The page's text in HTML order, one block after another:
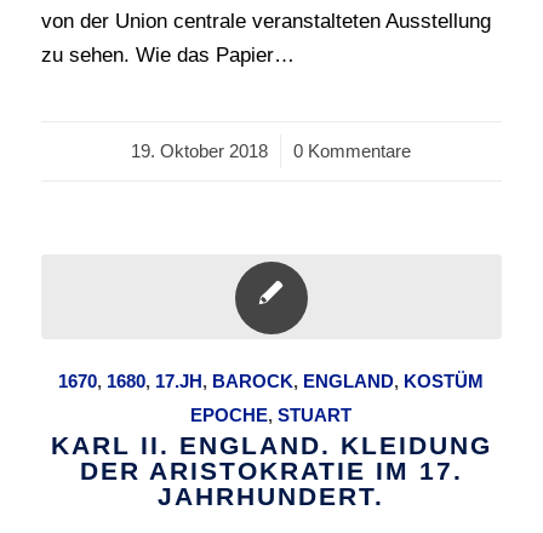
von der Union centrale veranstalteten Ausstellung
zu sehen. Wie das Papier…
19. Oktober 2018
/ 0 Kommentare
1670, 1680, 17.JH, BAROCK, ENGLAND, KOSTÜM
EPOCHE,STUART
KARL II. ENGLAND. KLEIDUNG
DER ARISTOKRATIE IM 17.
JAHRHUNDERT.